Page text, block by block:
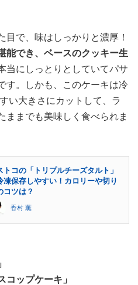
目で、味はしっかりと濃厚！
能でき、ベースのクッキー生
当にしっとりとしていてパサ
す。しかも、このケーキは冷
い大きさにカットして、ラ
ままでも美味しく食べられま
トコの「トリプルチーズタルト」
凍保存しやすい！カロリーや切り
コツは？
香村 薫
ップケーキ」